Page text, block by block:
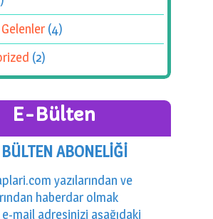
(4)
(2)
E-Bülten
ABONELİĞİ
yazılarından ve
haberdar olmak
mail adresinizi aşağıdaki